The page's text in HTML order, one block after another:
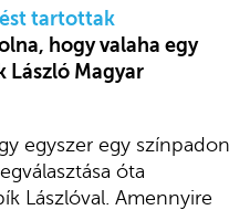
tartottak
hogy valaha egy
László Magyar
egyszer egy színpadon
óta
Lászlóval. Amennyire